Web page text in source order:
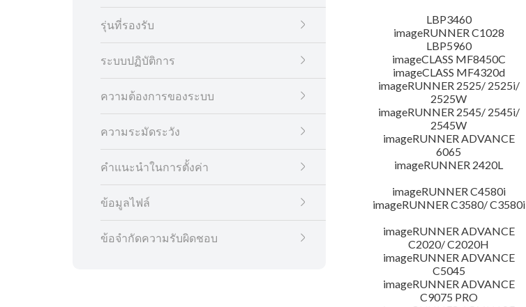
รุ่นที่รองรับ
ระบบปฏิบัติการ
ความต้องการของระบบ
ความระมัดระวัง
คำแนะนำในการตั้งค่า
ข้อมูลไฟล์
ข้อจำกัดความรับผิดชอบ
LBP3460
imageRUNNER C1028
LBP5960
imageCLASS MF8450C
imageCLASS MF4320d
imageRUNNER 2525/ 2525i/
2525W
imageRUNNER 2545/ 2545i/
2545W
imageRUNNER ADVANCE
6065
imageRUNNER 2420L
imageRUNNER C4580i
imageRUNNER C3580/ C3580i
imageRUNNER ADVANCE
C2020/ C2020H
imageRUNNER ADVANCE
C5045
imageRUNNER ADVANCE
C9075 PRO